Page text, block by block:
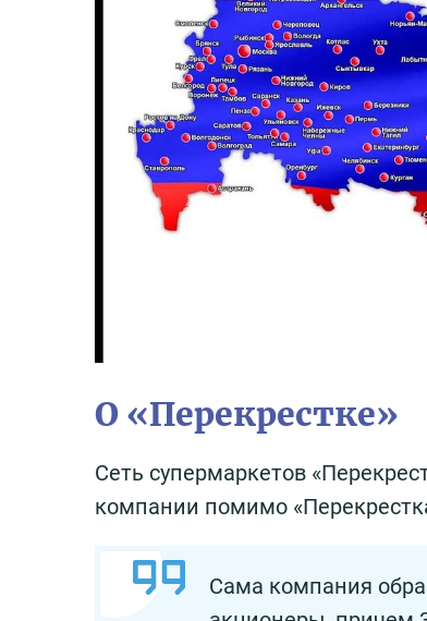
О «Перекрестке»
Сеть супермаркетов
компании помимо
Сама компания